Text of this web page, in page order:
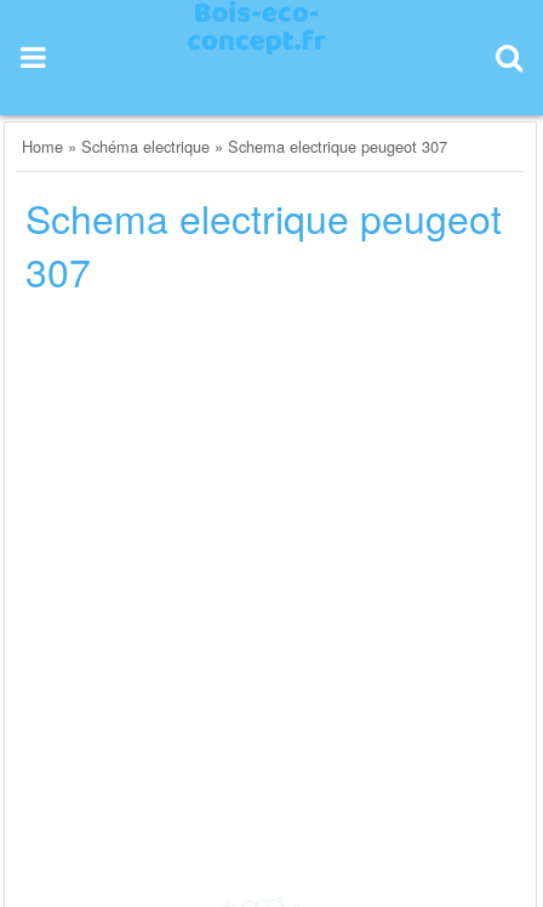
content
Home »Schéma electrique »Schema electrique peugeot 307
Schema electrique peugeot
307